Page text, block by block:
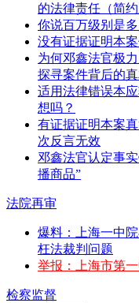
的法律责任（简约
你说百万级别是
没有证据证明本
为何邓鑫法官极
探寻案件背后的
适用法律错误本
想吗？
有证据证明本案
次反言无效
邓鑫法官认定事
播商品”
法院再审
爆料：上海一中
枉法裁判问题
举报：上海市第
检察监督